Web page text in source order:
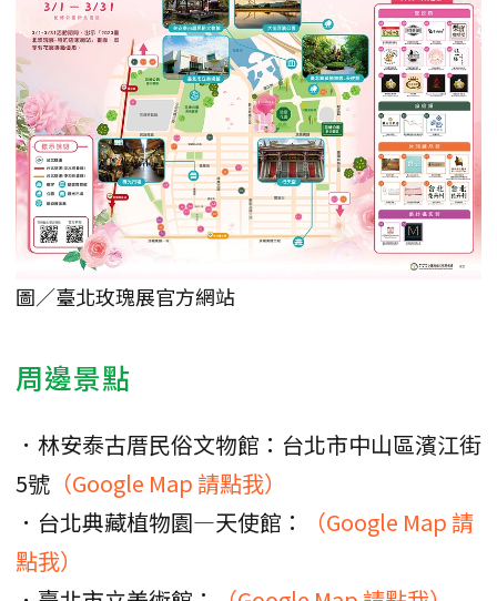
圖／臺北玫瑰展官方網站
周邊景點
．林安泰古厝民俗文物館：台北市中山區濱江街
5號 （Google Map 請點我）
．台北典藏植物園—天使館：
（Google Map 請
點我）